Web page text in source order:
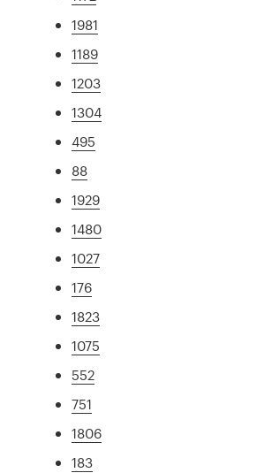
1981
1189
1203
1304
495
88
1929
1480
1027
176
1823
1075
552
751
1806
183